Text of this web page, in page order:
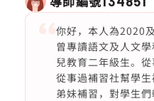
你好，本人為2020
曾專讀語文及人文
兒教育二年級生。
從事過補習社幫學
弟妹補習，對學生